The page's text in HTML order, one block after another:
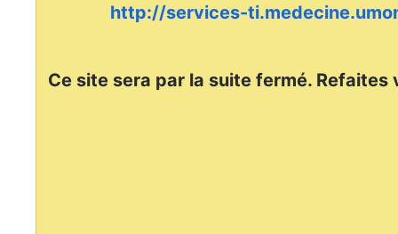
http://services-
Ce site sera par la suite fermé. Refaites